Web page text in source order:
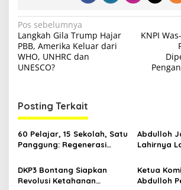
N
a
v
i
a
s
i
o
Pos sebelumnya
Langkah Gila Trump Hajar
PBB, Amerika Keluar dari
WHO, UNHRC dan
UNESCO?
KNPI
Posting Terkait
60 Pelajar, 15 Sekolah, Satu
Panggung: Regenerasi
Jalannya
Abdulloh
Lahirnya
Jawaban
Rakyat
DKP3 Bontang Siapkan
Revolusi Ketahanan
Ketua
Abdulloh